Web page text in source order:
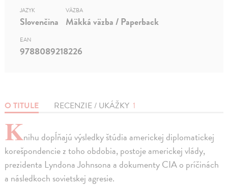
O TITULE RECENZIE / UKÁŽKY 1
Knihu dopĺňajú výsledky štúdia americkej diplomatickej
korešpondencie z toho obdobia, postoje americkej vlády,
prezidenta Lyndona Johnsona a dokumenty CIA o príčinách
a následkoch sovietskej agresie.
JAZYK
Slovenčina
VÄZBA
Mäkká väzba / Paperback
EAN
9788089218226